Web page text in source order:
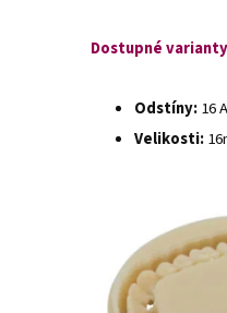
Dostupné
Odstíny:16
Velikosti: